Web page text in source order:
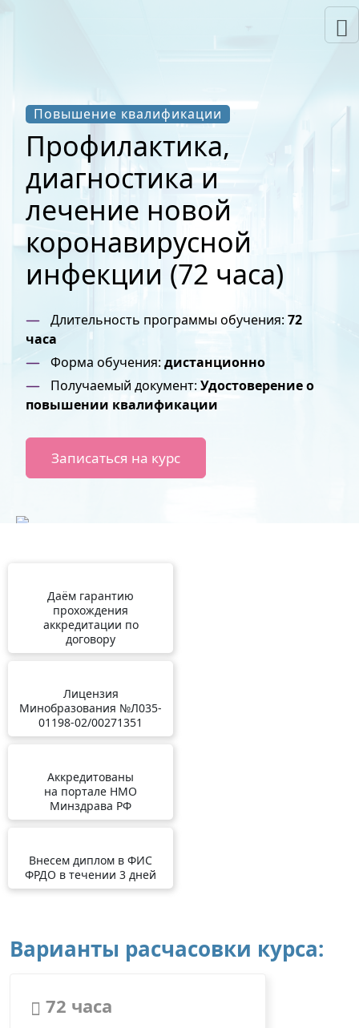
Повышение квалификации
Профилактика,
диагностика и
лечение новой
коронавирусной
инфекции (72 часа)
Длительность программы обучения: 72
часа
Форма обучения: дистанционно
Получаемый документ: Удостоверение о
повышении квалификации
Записаться на курс
Даём гарантию
прохождения
аккредитации по
договору
Лицензия
Минобразования №Л035-
01198-02/00271351
Аккредитованы
на портале НМО
Минздрава РФ
Внесем диплом в ФИС
ФРДО в течении 3 дней
Варианты расчасовки курса:
72 часа